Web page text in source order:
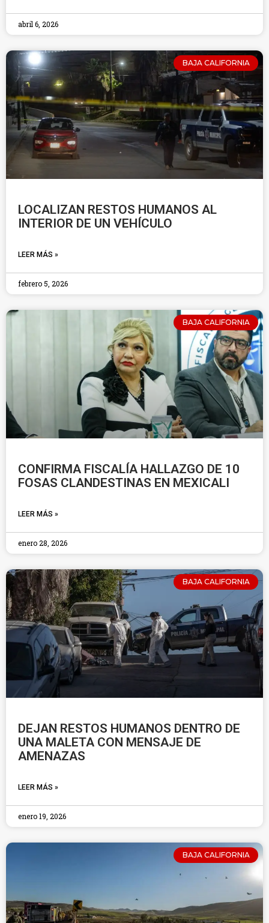
abril 6, 2026
BAJA CALIFORNIA
LOCALIZAN RESTOS HUMANOS AL
INTERIOR DE UN VEHÍCULO
LEER MÁS »
febrero 5, 2026
BAJA CALIFORNIA
CONFIRMA FISCALÍA HALLAZGO DE 10
FOSAS CLANDESTINAS EN MEXICALI
LEER MÁS »
enero 28, 2026
BAJA CALIFORNIA
DEJAN RESTOS HUMANOS DENTRO DE
UNA MALETA CON MENSAJE DE
AMENAZAS
LEER MÁS »
enero 19, 2026
BAJA CALIFORNIA